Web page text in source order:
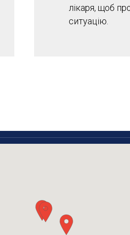
лікаря, щоб
ситуацію.